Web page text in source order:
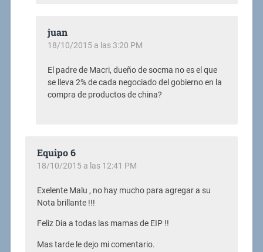
juan
18/10/2015 a las 3:20 PM
El padre de Macri, dueño de socma no es el que
se lleva 2% de cada negociado del gobierno en la
compra de productos de china?
Equipo 6
18/10/2015 a las 12:41 PM
Exelente Malu , no hay mucho para agregar a su
Nota brillante !!!
Feliz Dia a todas las mamas de EIP !!
Mas tarde le dejo mi comentario.